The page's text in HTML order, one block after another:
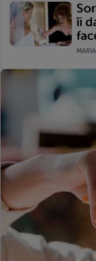
îi